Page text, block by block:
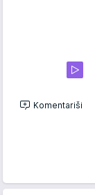
Komentariši